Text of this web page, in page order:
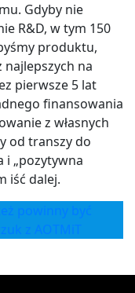
Gdyby nie
R&D, w tym 150
produktu,
na
pierwsze 5 lat
finansowania
z własnych
od transzy do
i „pozytywna
iść dalej.
powinny być
z AOTMiT